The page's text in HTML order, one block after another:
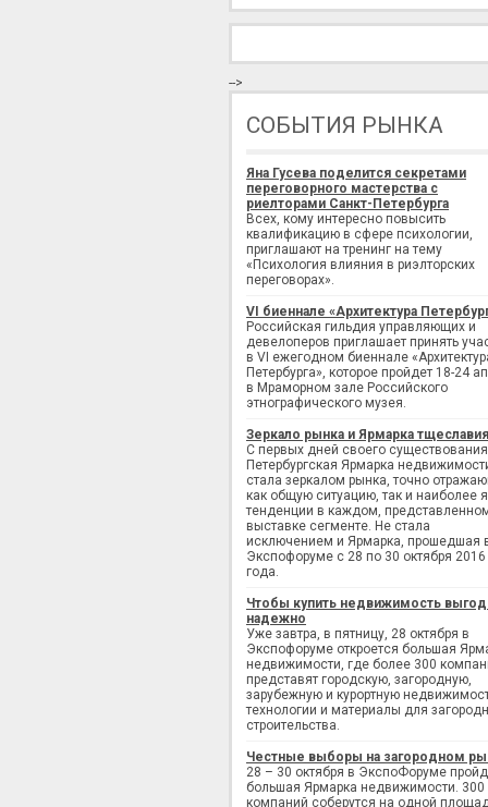
-->
СОБЫТИЯ РЫНКА
Яна Гусева поделится секретами
переговорного мастерства с
риелторами Санкт-Петербурга
Всех, кому интересно повысить
квалификацию в сфере психологии,
приглашают на тренинг на тему
«Психология влияния в риэлторских
переговорах».
VI биеннале «Архитектура
Российская гильдия управляющих и
девелоперов приглашает принять
в VI ежегодном биеннале
Петербурга», которое пройдет 18-24
в Мраморном зале Российского
этнографического музея.
Зеркало рынка и Ярмарка тщеславия
С первых дней своего существования
Петербургская Ярмарка
стала зеркалом рынка, точно
как общую ситуацию, так и наиболее
тенденции в каждом,
выставке сегменте. Не стала
исключением и Ярмарка, прошедшая
Экспофоруме с 28 по 30 октября 2016
года.
Чтобы купить недвижимость
надежно
Уже завтра, в пятницу, 28 октября в
Экспофоруме откроется большая
недвижимости, где более 300
представят городскую, загородную,
зарубежную и курортную
технологии и материалы для
строительства.
Честные выборы на загородном
28 – 30 октября в ЭкспоФоруме
большая Ярмарка недвижимости. 300
компаний соберутся на одной